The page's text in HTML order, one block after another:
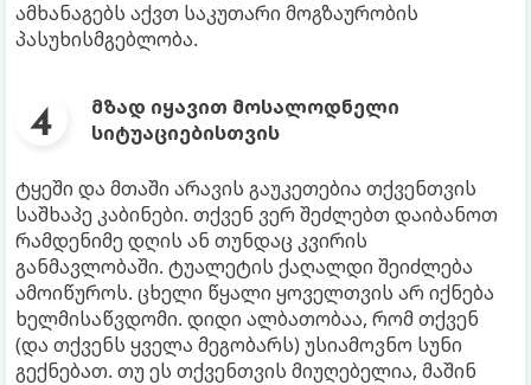
ამხანაგებს აქვთ საკუთარი მოგზაურობის
პასუხისმგებლობა.
მზად იყავით მოსალოდნელი
სიტუაციებისთვის
ტყეში და მთაში არავის გაუკეთებია თქვენთვის
საშხაპე კაბინები. თქვენ ვერ შეძლებთ დაიბანოთ
რამდენიმე დღის ან თუნდაც კვირის
განმავლობაში. ტუალეტის ქაღალდი შეიძლება
ამოიწუროს. ცხელი წყალი ყოველთვის არ იქნება
ხელმისაწვდომი. დიდი ალბათობაა, რომ თქვენ
(და თქვენს ყველა მეგობარს) უსიამოვნო სუნი
გექნებათ. თუ ეს თქვენთვის მიუღებელია, მაშინ